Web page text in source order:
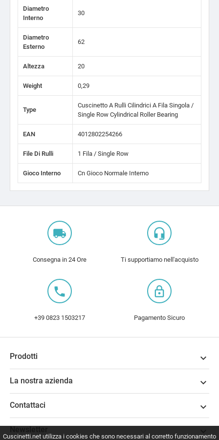
Diametro
Interno
30
Diametro
Esterno
62
Altezza 20
Weight 0,29
Type
Cuscinetto A Rulli Cilindrici A Fila Singola /
Single Row Cylindrical Roller Bearing
EAN 4012802254266
File Di Rulli 1 Fila / Single Row
Gioco Interno Cn Gioco Normale Interno
local_shipping
Consegna in 24 Ore
headset_mic
Ti supportiamo nell'acquisto
local_phone
+39 0823 1503217
lock_outline
Pagamento Sicuro
Prodotti 
La nostra azienda 
Contattaci 
Cuscinetti.net utilizza i cookies che sono necessari al corretto funzionamento